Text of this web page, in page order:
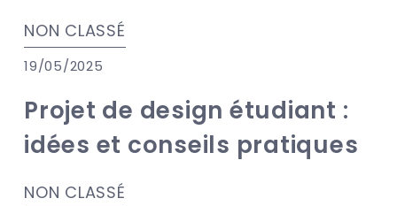
NON CLASSÉ
19/05/2025
Projet de design étudiant :
idées et conseils pratiques
NON CLASSÉ